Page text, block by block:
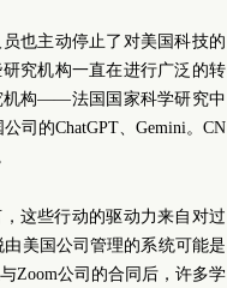
也主动停止了对美国科技的
究机构一直在进行广泛的转
机构——法国国家科学研究中
司的ChatGPT、Gemini。CN
这些行动的驱动力来自对过
美国公司管理的系统可能是
Zoom公司的合同后，许多学